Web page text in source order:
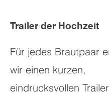
Trailer der Hochzeit
Für jedes Brautpaar
wir einen kurzen,
eindrucksvollen